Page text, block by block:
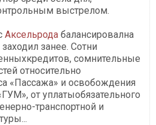
выстрелом.
Аксельрода балансировална
занее. Сотни
сомнительные
относительно
«Пассажа» и освобождения
от уплатыобязательного
транспортной и